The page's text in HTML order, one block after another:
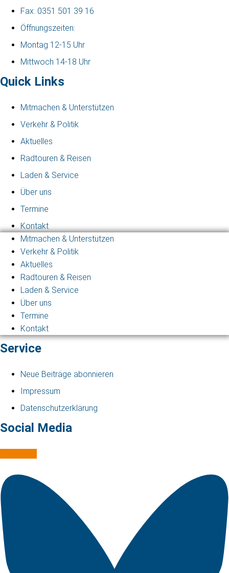
Fax: 0351 501 39 16
Öffnungszeiten:
Montag 12-15 Uhr
Mittwoch 14-18 Uhr
Quick Links
Mitmachen & Unterstützen
Verkehr & Politik
Aktuelles
Radtouren & Reisen
Laden & Service
Über uns
Termine
Kontakt
Mitmachen & Unterstützen
Verkehr & Politik
Aktuelles
Radtouren & Reisen
Laden & Service
Über uns
Termine
Kontakt
Service
Neue Beiträge abonnieren
Impressum
Datenschutzerklärung
Social Media